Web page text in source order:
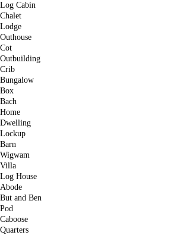
Log Cabin
Chalet
Lodge
Outhouse
Cot
Outbuilding
Crib
Bungalow
Box
Bach
Home
Dwelling
Lockup
Barn
Wigwam
Villa
Log House
Abode
But and Ben
Pod
Caboose
Quarters